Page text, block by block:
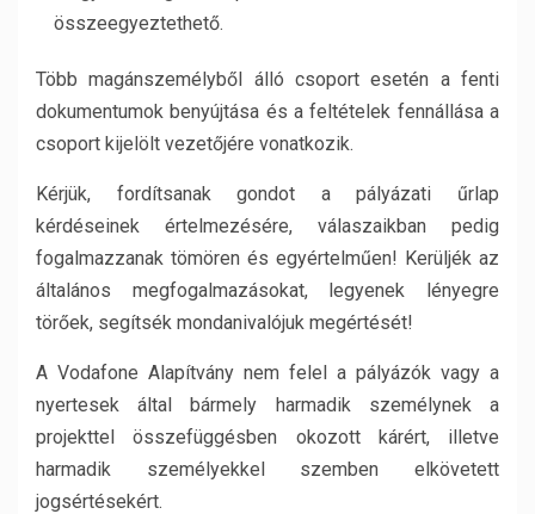
összeegyeztethető.
Több magánszemélyből álló csoport esetén a fenti
dokumentumok benyújtása és a feltételek fennállása a
csoport kijelölt vezetőjére vonatkozik.
Kérjük, fordítsanak gondot a pályázati űrlap
kérdéseinek értelmezésére, válaszaikban pedig
fogalmazzanak tömören és egyértelműen! Kerüljék az
általános megfogalmazásokat, legyenek lényegre
törőek, segítsék mondanivalójuk megértését!
A Vodafone Alapítvány nem felel a pályázók vagy a
nyertesek által bármely harmadik személynek a
projekttel összefüggésben okozott kárért, illetve
harmadik személyekkel szemben elkövetett
jogsértésekért.